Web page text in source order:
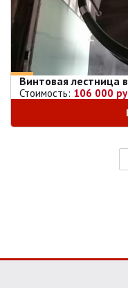
Винтовая лестница
Стоимость: 106 000